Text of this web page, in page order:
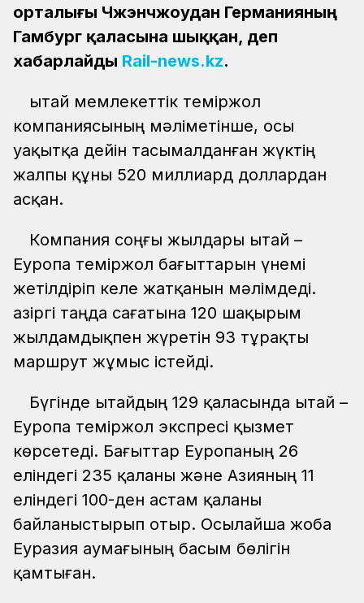
орталығы Чжэнчжоудан Германияның
Гамбург қаласына шыққан, деп
хабарлайды Rail-news.kz.
Қытай мемлекеттік теміржол
компаниясының мәліметінше, осы
уақытқа дейін тасымалданған жүктің
жалпы құны 520 миллиард доллардан
асқан.
Компания соңғы жылдары Қытай –
Еуропа теміржол бағыттарын үнемі
жетілдіріп келе жатқанын мәлімдеді.
Қазіргі таңда сағатына 120 шақырым
жылдамдықпен жүретін 93 тұрақты
маршрут жұмыс істейді.
Бүгінде Қытайдың 129 қаласында Қытай –
Еуропа теміржол экспресі қызмет
көрсетеді. Бағыттар Еуропаның 26
еліндегі 235 қаланы және Азияның 11
еліндегі 100-ден астам қаланы
байланыстырып отыр. Осылайша жоба
Еуразия аумағының басым бөлігін
қамтыған.